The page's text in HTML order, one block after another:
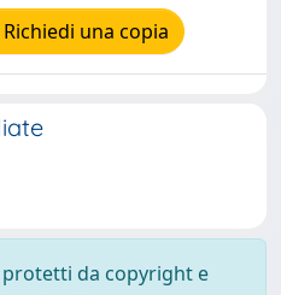
Richiedi una copia
da copyright e